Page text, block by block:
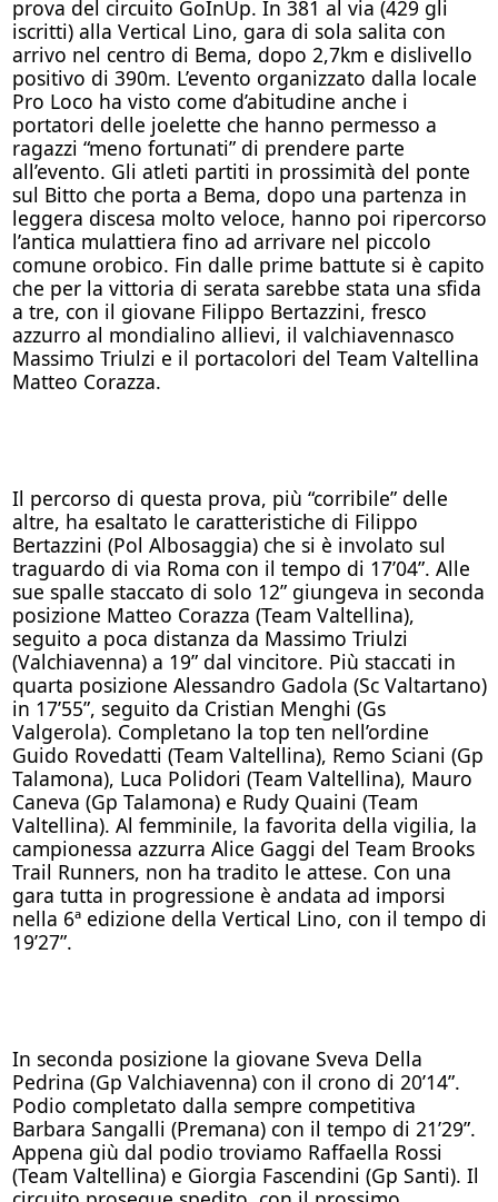
prova del circuito GoInUp. In 381 al via (429 gli
iscritti) alla Vertical Lino, gara di sola salita con
arrivo nel centro di Bema, dopo 2,7km e dislivello
positivo di 390m. L’evento organizzato dalla locale
Pro Loco ha visto come d’abitudine anche i
portatori delle joelette che hanno permesso a
ragazzi “meno fortunati” di prendere parte
all’evento. Gli atleti partiti in prossimità del ponte
sul Bitto che porta a Bema, dopo una partenza in
leggera discesa molto veloce, hanno poi ripercorso
l’antica mulattiera fino ad arrivare nel piccolo
comune orobico. Fin dalle prime battute si è capito
che per la vittoria di serata sarebbe stata una sfida
a tre, con il giovane Filippo Bertazzini, fresco
azzurro al mondialino allievi, il valchiavennasco
Massimo Triulzi e il portacolori del Team Valtellina
Matteo Corazza.
Il percorso di questa prova, più “corribile” delle
altre, ha esaltato le caratteristiche di Filippo
Bertazzini (Pol Albosaggia) che si è involato sul
traguardo di via Roma con il tempo di 17’04”. Alle
sue spalle staccato di solo 12” giungeva in seconda
posizione Matteo Corazza (Team Valtellina),
seguito a poca distanza da Massimo Triulzi
(Valchiavenna) a 19” dal vincitore. Più staccati in
quarta posizione Alessandro Gadola (Sc Valtartano)
in 17’55”, seguito da Cristian Menghi (Gs
Valgerola). Completano la top ten nell’ordine
Guido Rovedatti (Team Valtellina), Remo Sciani (Gp
Talamona), Luca Polidori (Team Valtellina), Mauro
Caneva (Gp Talamona) e Rudy Quaini (Team
Valtellina). Al femminile, la favorita della vigilia, la
campionessa azzurra Alice Gaggi del Team Brooks
Trail Runners, non ha tradito le attese. Con una
gara tutta in progressione è andata ad imporsi
nella 6ª edizione della Vertical Lino, con il tempo di
19’27”.
In seconda posizione la giovane Sveva Della
Pedrina (Gp Valchiavenna) con il crono di 20’14”.
Podio completato dalla sempre competitiva
Barbara Sangalli (Premana) con il tempo di 21’29”.
Appena giù dal podio troviamo Raffaella Rossi
(Team Valtellina) e Giorgia Fascendini (Gp Santi). Il